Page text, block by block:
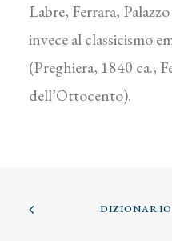
Labre, Ferrara,
invece al classicismo
(Preghiera, 1840 ca.,
dell’Ottocento).